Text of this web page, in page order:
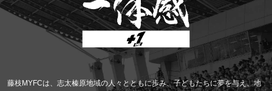
藤枝MYFCは、志太榛原地域の人々とともに歩み、子どもたちに夢を与え、地